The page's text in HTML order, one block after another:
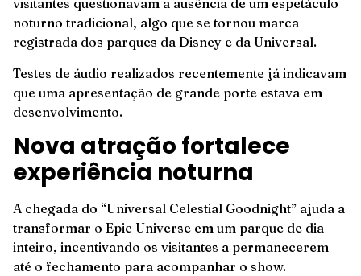
visitantes questionavam a ausência de um espetáculo
noturno tradicional, algo que se tornou marca
registrada dos parques da Disney e da Universal.
Testes de áudio realizados recentemente já indicavam
que uma apresentação de grande porte estava em
desenvolvimento.
Nova atração fortalece
experiência noturna
A chegada do “Universal Celestial Goodnight” ajuda a
transformar o Epic Universe em um parque de dia
inteiro, incentivando os visitantes a permanecerem
até o fechamento para acompanhar o show.